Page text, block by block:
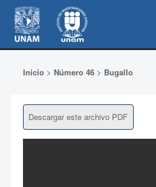
Inicio> Número 46> Bugallo
Descargar este archivo PDF